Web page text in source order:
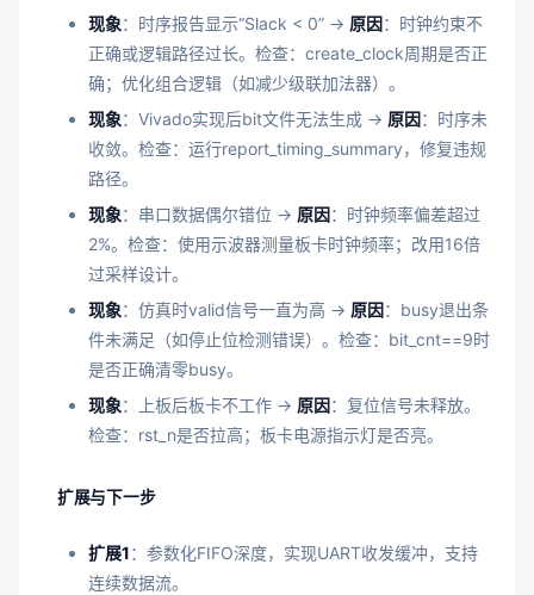
现象：时序报告显示“Slack < 0” → 原因：时钟约束不
正确或逻辑路径过长。检查：create_clock周期是否正
确；优化组合逻辑（如减少级联加法器）。
现象：Vivado实现后bit文件无法生成 → 原因：时序未
收敛。检查：运行report_timing_summary，修复违规
路径。
现象：串口数据偶尔错位 → 原因：时钟频率偏差超过
2%。检查：使用示波器测量板卡时钟频率；改用16倍
过采样设计。
现象：仿真时valid信号一直为高 → 原因：busy退出条
件未满足（如停止位检测错误）。检查：bit_cnt==9时
是否正确清零busy。
现象：上板后板卡不工作 → 原因：复位信号未释放。
检查：rst_n是否拉高；板卡电源指示灯是否亮。
扩展与下一步
扩展1：参数化FIFO深度，实现UART收发缓冲，支持
连续数据流。